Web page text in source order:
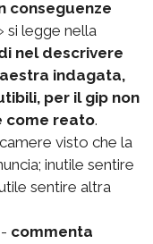
conseguenze
si legge nella
nel descrivere
indagata,
per il gip non
come reato.
visto che la
inutile sentire
sentire altra
commenta